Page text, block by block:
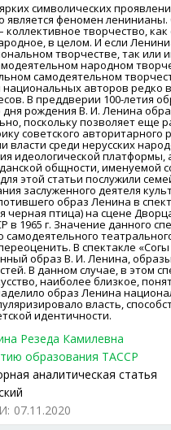
символических
является феномен
коллективное творчество,
в целом. И если
творчестве, так или
народном
самодеятельном
авторов редко
В преддверии 100-летия
дня рождения В. И. Ленина
поскольку позволяет еще
советского авторитарного
власти среди нерусских
идеологической платформы,
общности, именуемой
этой статьи послужили
заслуженного деятеля
образ Ленина в
черная птица) на сцене
в 1965 г. Значение данного
самодеятельного
В спектакле
образ В. И. Ленина,
В данном случае, в этом
наиболее близкое,
образ Ленина
власть,
идентичности.
Резеда Камилевна
образования ТАССР
аналитическая статья
07.11.2020